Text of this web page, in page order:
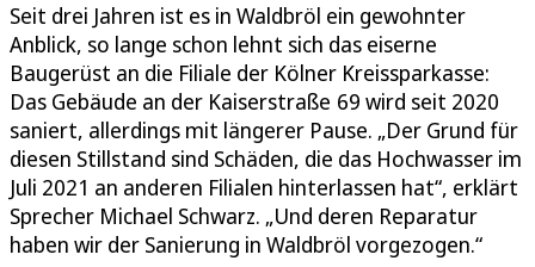
Seit drei Jahren ist es in Waldbröl ein gewohnter
Anblick, so lange schon lehnt sich das eiserne
Baugerüst an die Filiale der Kölner Kreissparkasse:
Das Gebäude an der Kaiserstraße 69 wird seit 2020
saniert, allerdings mit längerer Pause. „Der Grund für
diesen Stillstand sind Schäden, die das Hochwasser im
Juli 2021 an anderen Filialen hinterlassen hat“, erklärt
Sprecher Michael Schwarz. „Und deren Reparatur
haben wir der Sanierung in Waldbröl vorgezogen.“